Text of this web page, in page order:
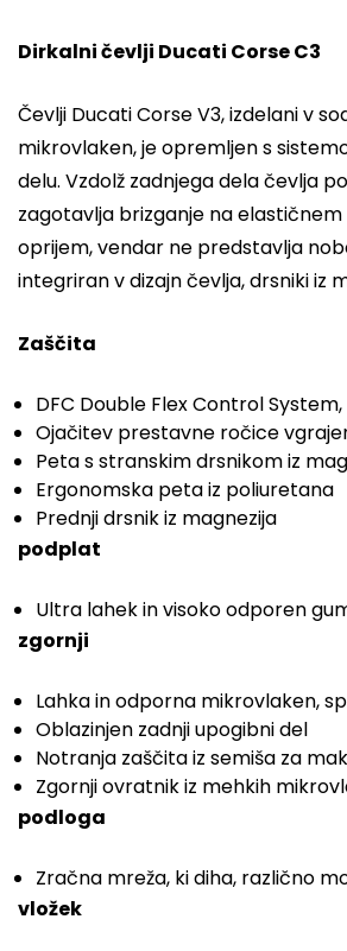
Dirkalni čevlji Ducati Corse C3
Čevlji Ducati Corse V3, izdelani v
mikrovlaken, je opremljen s
delu. Vzdolž zadnjega dela čevlja
zagotavlja brizganje na
oprijem, vendar ne predstavlja
integriran v dizajn čevlja, drsniki iz
Zaščita
DFC Double Flex Control
Ojačitev prestavne ročice
Peta s stranskim drsnikom iz
Ergonomska peta iz poliuretana
Prednji drsnik iz magnezija
podplat
Ultra lahek in visoko odporen
zgornji
Lahka in odporna mikrovlaken,
Oblazinjen zadnji upogibni del
Notranja zaščita iz semiša za
Zgornji ovratnik iz mehkih
podloga
Zračna mreža, ki diha, različno
vložek